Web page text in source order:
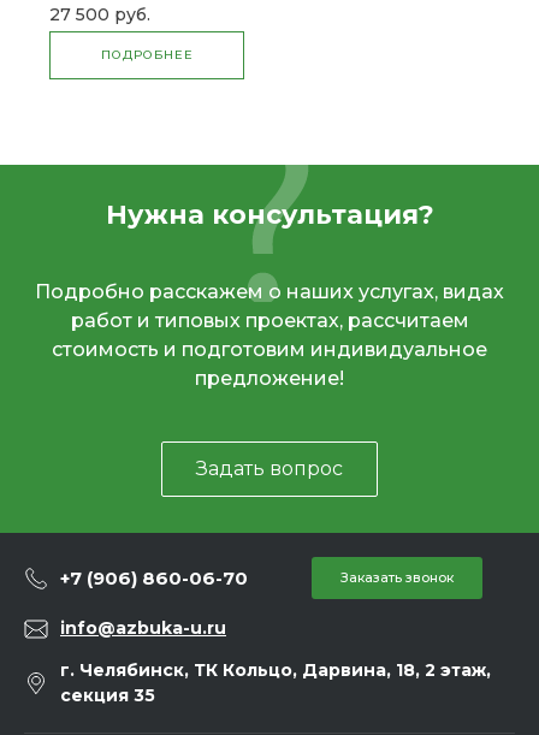
27 500 руб.
ПОДРОБНЕЕ
Нужна консультация?
Подробно расскажем о наших услугах, видах
работ и типовых проектах, рассчитаем
стоимость и подготовим индивидуальное
предложение!
Задать вопрос
+7 (906) 860-06-70 Заказать звонок
info@azbuka-u.ru
г. Челябинск, ТК Кольцо, Дарвина, 18, 2 этаж,
секция 35